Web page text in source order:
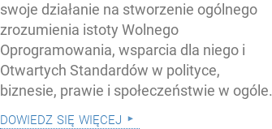
swoje działanie na stworzenie ogólnego
zrozumienia istoty Wolnego
Oprogramowania, wsparcia dla niego i
Otwartych Standardów w polityce,
biznesie, prawie i społeczeństwie w ogóle.
dowiedz się więcej